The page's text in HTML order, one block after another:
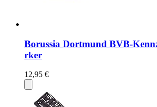
Borussia Dortmund BVB-
rker
12,95 €